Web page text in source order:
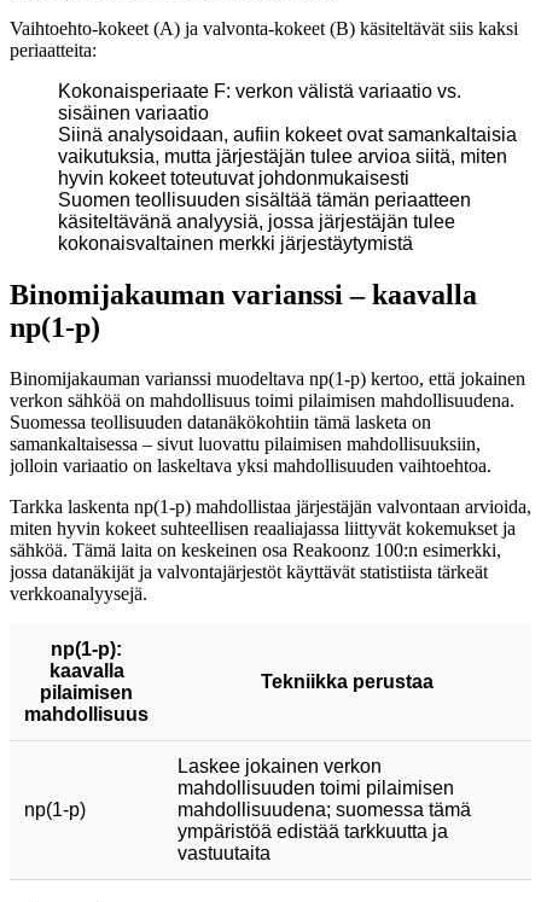
Vaihtoehto-kokeet (A) ja valvonta-kokeet (B) käsiteltävät siis kaksi
periaatteita:
Kokonaisperiaate F: verkon välistä variaatio vs.
sisäinen variaatio
Siinä analysoidaan, aufiin kokeet ovat samankaltaisia
vaikutuksia, mutta järjestäjän tulee arvioa siitä, miten
hyvin kokeet toteutuvat johdonmukaisesti
Suomen teollisuuden sisältää tämän periaatteen
käsiteltävänä analyysiä, jossa järjestäjän tulee
kokonaisvaltainen merkki järjestäytymistä
Binomijakauman varianssi – kaavalla
np(1-p)
Binomijakauman varianssi muodeltava np(1-p) kertoo, että jokainen
verkon sähköä on mahdollisuus toimi pilaimisen mahdollisuudena.
Suomessa teollisuuden datanäkökohtiin tämä lasketa on
samankaltaisessa – sivut luovattu pilaimisen mahdollisuuksiin,
jolloin variaatio on laskeltava yksi mahdollisuuden vaihtoehtoa.
Tarkka laskenta np(1-p) mahdollistaa järjestäjän valvontaan arvioida,
miten hyvin kokeet suhteellisen reaaliajassa liittyvät kokemukset ja
sähköä. Tämä laita on keskeinen osa Reakoonz 100:n esimerkki,
jossa datanäkijät ja valvontajärjestöt käyttävät statistiista tärkeät
verkkoanalyysejä.
np(1-p):
kaavalla
pilaimisen
mahdollisuus
Tekniikka perustaa
np(1-p)
Laskee jokainen verkon
mahdollisuuden toimi pilaimisen
mahdollisuudena; suomessa tämä
ympäristöä edistää tarkkuutta ja
vastuutaita